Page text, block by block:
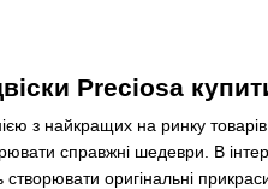
Preciosa
з найкращих на ринку
справжні шедеври. В
оригінальні